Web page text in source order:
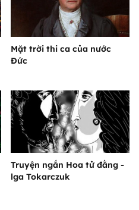
Mặt trời thi ca của nước
Đức
Truyện ngắn Hoa tử đằng -
lga Tokarczuk